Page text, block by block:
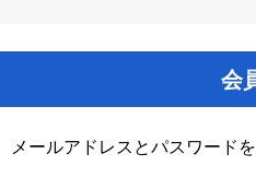
会
メールアドレスとパスワード